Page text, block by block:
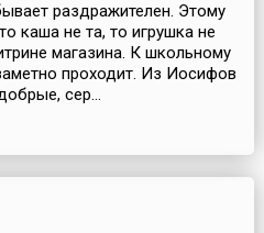
раздражителен. Этому
каша не та, то игрушка не
магазина. К школьному
проходит. Из Иосифов
сер...